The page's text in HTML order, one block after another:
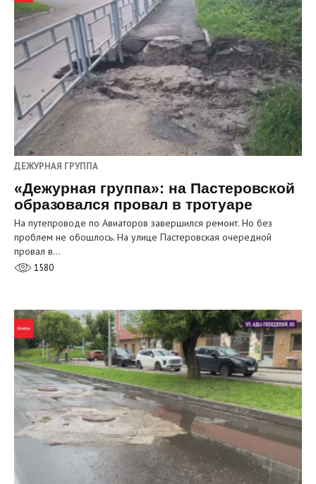
ДЕЖУРНАЯ ГРУППА
«Дежурная группа»: на Пастеровской
образовался провал в тротуаре
На путепроводе по Авиаторов завершился ремонт. Но без
проблем не обошлось. На улице Пастеровская очередной
провал в…
1580